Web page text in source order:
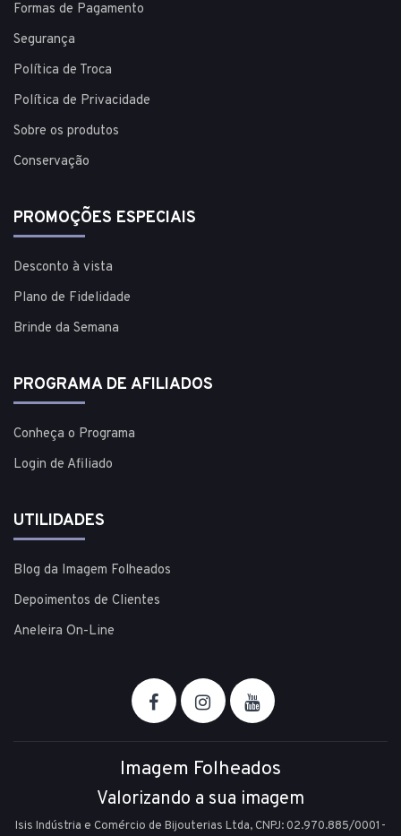
Formas de Pagamento
Segurança
Política de Troca
Política de Privacidade
Sobre os produtos
Conservação
PROMOÇÕES ESPECIAIS
Desconto à vista
Plano de Fidelidade
Brinde da Semana
PROGRAMA DE AFILIADOS
Conheça o Programa
Login de Afiliado
UTILIDADES
Blog da Imagem Folheados
Depoimentos de Clientes
Aneleira On-Line
Imagem Folheados
Valorizando a sua imagem
Isis Indústria e Comércio de Bijouterias Ltda, CNPJ: 02.970.885/0001-